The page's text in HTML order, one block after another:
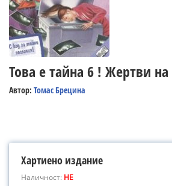
Това е тайна 6 ! Жертви
Автор: Томас Брецина
Хартиено издание
Наличност: НЕ